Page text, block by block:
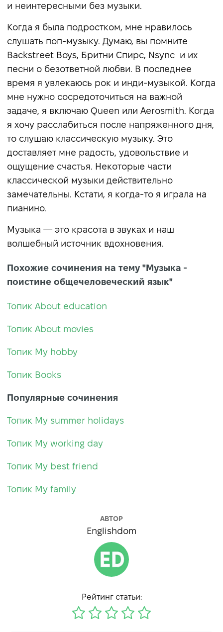
и неинтересными без музыки.
Когда я была подростком, мне нравилось
слушать поп-музыку. Думаю, вы помните
Backstreet Boys, Бритни Спирс, Nsync и их
песни о безответной любви. В последнее
время я увлекаюсь рок и инди-музыкой. Когда
мне нужно сосредоточиться на важной
задаче, я включаю Queen или Aerosmith. Когда
я хочу расслабиться после напряженного дня,
то слушаю классическую музыку. Это
доставляет мне радость, удовольствие и
ощущение счастья. Некоторые части
классической музыки действительно
замечательны. Кстати, я когда-то я играла на
пианино.
Музыка — это красота в звуках и наш
волшебный источник вдохновения.
Похожие сочинения на тему "Музыка -
поистине общечеловеческий язык"
Топик About education
Топик About movies
Топик My hobby
Топик Books
Популярные сочинения
Топик My summer holidays
Топик My working day
Топик My best friend
Топик My family
АВТОР
Englishdom
Рейтинг статьи: